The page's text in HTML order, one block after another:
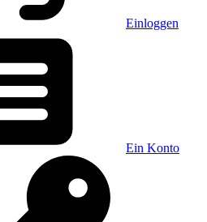
Einloggen
Ein Konto